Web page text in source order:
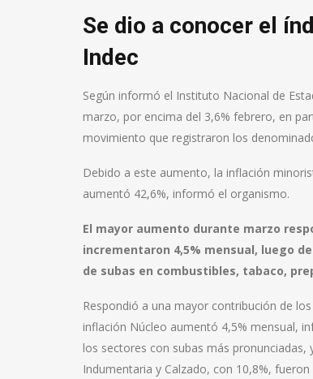
Se dio a conocer el
Indec
Según informó el Instituto Nacional de
marzo, por encima del 3,6% febrero, en
movimiento que registraron los
Debido a este aumento, la inflación
aumentó 42,6%, informó el organismo.
El mayor aumento durante marzo
incrementaron 4,5% mensual, luego
de subas en combustibles, tabaco,
Respondió a una mayor contribución de
inflación Núcleo aumentó 4,5% mensual,
los sectores con subas más pronunciadas,
Indumentaria y Calzado, con 10,8%,